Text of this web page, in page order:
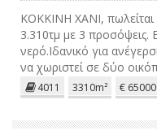
ΚΟΚΚΙΝΗ ΧΑΝΙ,
3.310τμ με 3 προσόψεις.
νερό.Ιδανικό για
να χωριστεί σε δύο
δυνατότητα ανέγερσης
4011 3310m² €